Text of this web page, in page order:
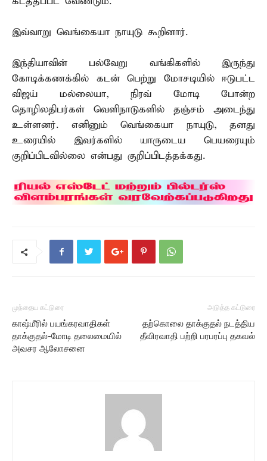
இவ்வாறு வெங்கையா நாயுடு கூறினார்.
இந்தியாவின் பல்வேறு வங்கிகளில் இருந்து
கோடிக்கணக்கில் கடன் பெற்று மோசடியில் ஈடுபட்ட
விஜய் மல்லையா, நிரவ் மோடி போன்ற
தொழிலதிபர்கள் வெளிநாடுகளில் தஞ்சம் அடைந்து
உள்ளனர். எனினும் வெங்கையா நாயுடு, தனது
உரையில் இவர்களில் யாருடைய பெயரையும்
குறிப்பிடவில்லை என்பது குறிப்பிடத்தக்கது.
முந்தைய கட்டுரை
காஷ்மீரில் பயங்கரவாதிகள்
தாக்குதல்-மோடி தலைமையில்
அவசர ஆலோசனை
அடுத்த கட்டுரை
தற்கொலை தாக்குதல் நடத்திய
தீவிரவாதி பற்றி பரபரப்பு தகவல்